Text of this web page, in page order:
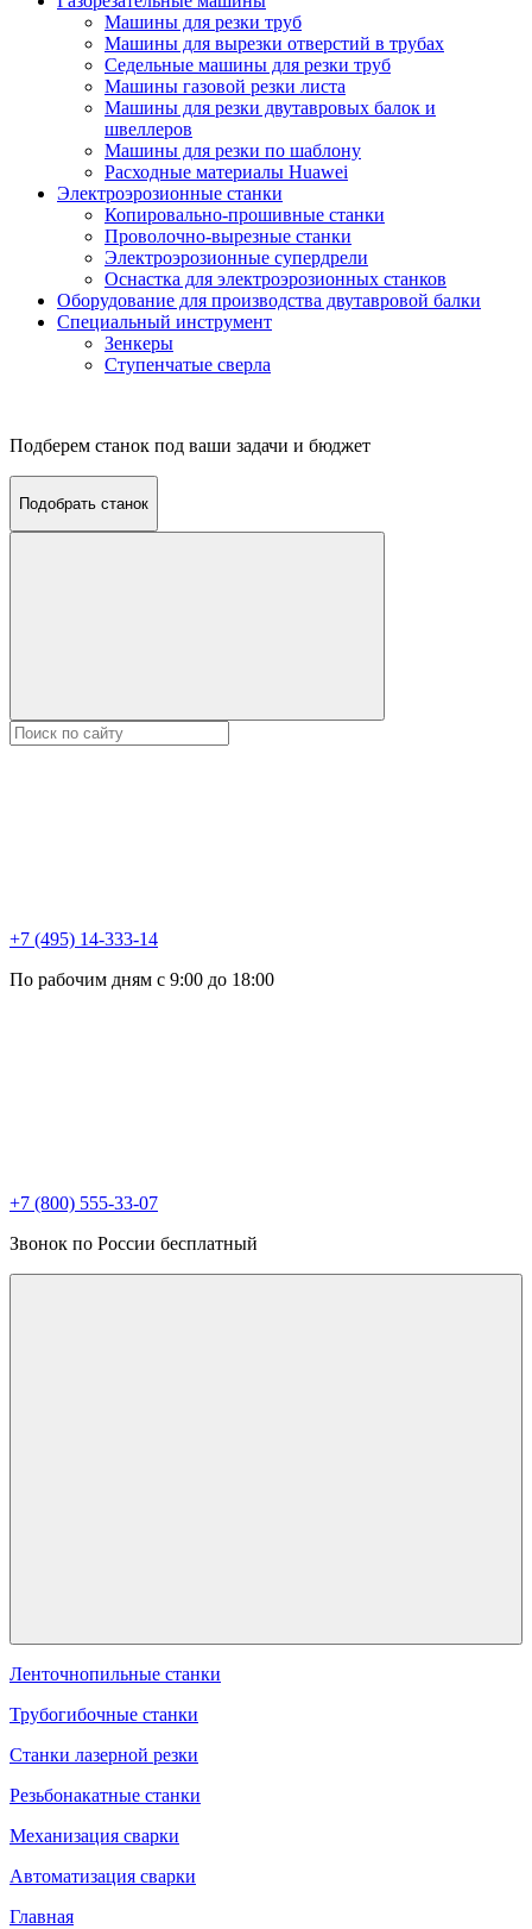
Машины для резки труб
Машины для вырезки отверстий в трубах
Седельные машины для резки труб
Машины газовой резки листа
Машины для резки двутавровых балок и
швеллеров
Машины для резки по шаблону
Расходные материалы Huawei
Электроэрозионные станки
Копировально-прошивные станки
Проволочно-вырезные станки
Электроэрозионные супердрели
Оснастка для электроэрозионных станков
Оборудование для производства двутавровой балки
Специальный инструмент
Зенкеры
Ступенчатые сверла
Подберем станок под ваши задачи и бюджет
Подобрать станок
+7 (495) 14-333-14
По рабочим дням с 9:00 до 18:00
+7 (800) 555-33-07
Звонок по России бесплатный
Ленточнопильные станки
Трубогибочные станки
Станки лазерной резки
Резьбонакатные станки
Механизация сварки
Автоматизация сварки
Главная